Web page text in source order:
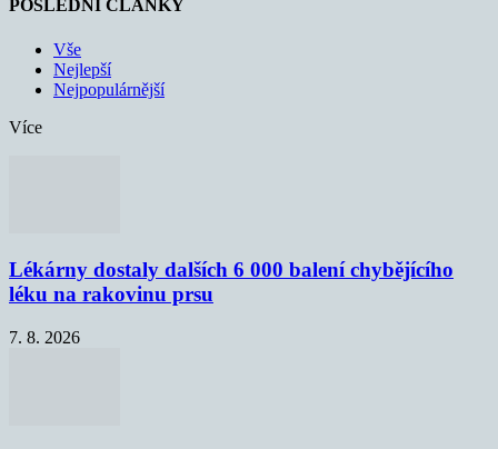
POSLEDNÍ ČLÁNKY
Vše
Nejlepší
Nejpopulárnější
Více
Lékárny dostaly dalších 6 000 balení chybějícího
léku na rakovinu prsu
7. 8. 2026